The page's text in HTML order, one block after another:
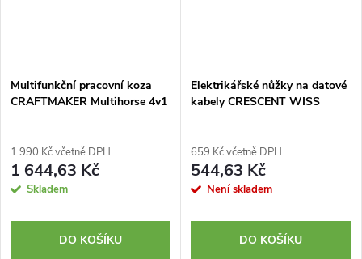
Multifunkční pracovní koza
CRAFTMAKER Multihorse 4v1
1 990 Kč včetně DPH
1 644,63 Kč
Skladem
DO KOŠÍKU
Elektrikářské nůžky na datové
kabely CRESCENT WISS
659 Kč včetně DPH
544,63 Kč
Není skladem
DO KOŠÍKU